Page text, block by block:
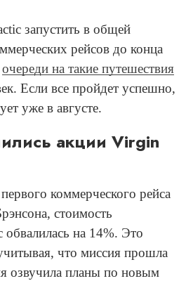
запустить в общей
рейсов до конца
очереди на такие путешествия
Если все пройдет успешно,
уже в августе.
акции Virgin
коммерческого рейса
стоимость
на 14%. Это
что миссия прошла
озвучила планы по новым